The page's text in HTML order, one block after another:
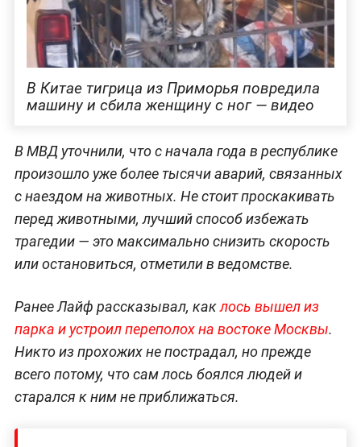
В Китае тигрица из Приморья повредила
машину и сбила женщину с ног — видео
В МВД уточнили, что с начала года в республике
произошло уже более тысячи аварий, связанных
с наездом на животных. Не стоит проскакивать
перед животными, лучший способ избежать
трагедии — это максимально снизить скорость
или остановиться, отметили в ведомстве.
Ранее Лайф рассказывал, каклось вышел из
парка и устроил переполох на востоке Москвы.
Никто из прохожих не пострадал, но прежде
всего потому, что сам лось боялся людей и
старался к ним не приближаться.